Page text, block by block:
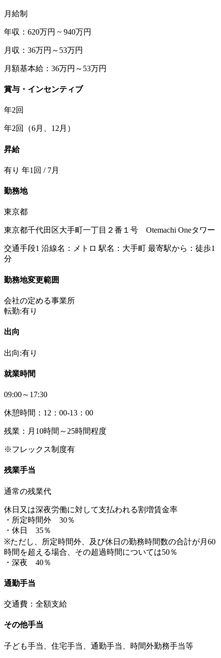
月給制
年収：620万円 ~ 940万円
月収：36万円～53万円
月額基本給：36万円～53万円
賞与・インセンティブ
年2回
年2回（6⽉、12⽉）
昇給
有り 年1回 / 7月
勤務地
東京都
東京都千代田区大手町一丁目２番１号 Otemachi Oneタワー
交通手段1 沿線名：メトロ 駅名：大手町 最寄駅から：徒歩1
分
勤務地変更範囲
会社の定める事業所
転勤:有り
出向
出向:有り
就業時間
09:00～17:30
休憩時間：12：00-13：00
残業：月10時間～25時間程度
※フレックス制度有
残業手当
通常の残業代
休日又は深夜労働に対して支払われる割増賃金率
・所定時間外 30％
・休日 35％
※ただし、所定時間外、及び休日の勤務時間数の合計が月60
時間を超える場合、その超過時間については50％
・深夜 40％
通勤手当
交通費：全額支給
その他手当
子ども手当、住宅手当、通勤手当、時間外勤務手当等